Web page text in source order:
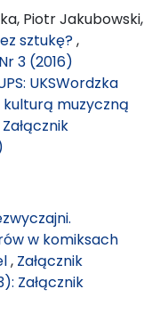
Piotr Jakubowski,
sztukę?,
3 (2016)
UKSWordzka
kulturą muzyczną
Załącznik
w komiksach
, Załącznik
Załącznik